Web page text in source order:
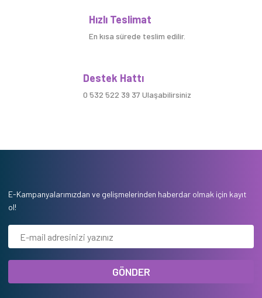
Hızlı Teslimat
En kısa sürede teslim edilir.
Destek Hattı
0 532 522 39 37 Ulaşabilirsiniz
E-Kampanyalarımızdan ve gelişmelerinden haberdar olmak için kayıt
ol!
GÖNDER